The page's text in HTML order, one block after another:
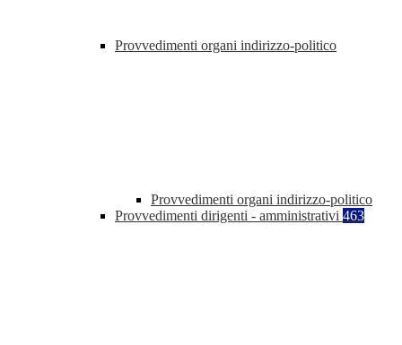
Provvedimenti organi indirizzo-politico
Provvedimenti organi indirizzo-politico
Provvedimenti dirigenti - amministrativi 463